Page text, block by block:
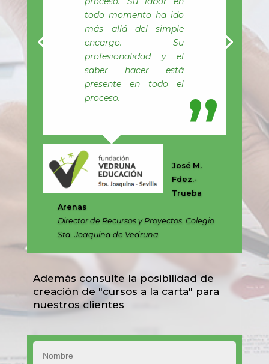
Destacaría
principalmente el
trato, así como la
calidad de los
contenidos y soporte
contratados. Seguro
que seguiremos
trabajando mucho
como es el de la
teleformación
Diego
Además consulte la posibilidad de
creación de "cursos a la carta" para
nuestros clientes